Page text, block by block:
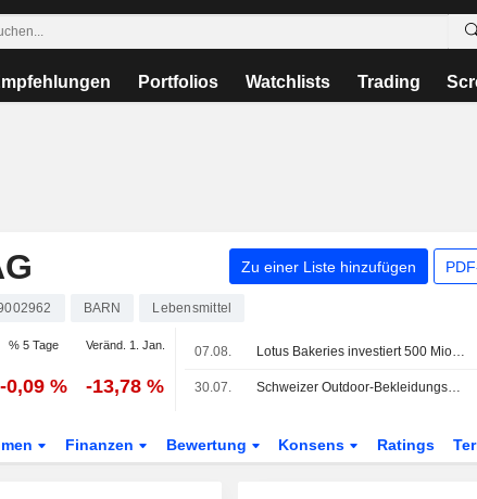
Portfolios Watchlists Trading
Zu einer Liste hinzufügen
BARN Lebensmittel
% 5 Tage Veränd. 1. Jan.
-0,09 % -13,78 %
07.08. Lotus Bakeries investiert 500 Mio. EUR in Biscoff-Ausbau, da die Nachfrage wächst
30.07. Schweizer Outdoor-Bekleidungshersteller Mammut an chinesischen Investor CPE verkauft
Finanzen Bewertung Konsens Ratings